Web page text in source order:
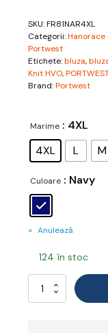
SKU:FR81NAR4XL
Categorii:Hanorace
Portwest
Etichete:bluza,
Knit HVO,PORTWEST
Brand:Portwest
Marime : 4XL
4XL
L M
Culoare : Navy
Anulează
124 în stoc
Cantitate